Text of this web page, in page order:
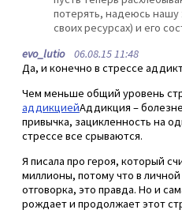
потерять, надеюсь нашу
своих ресурсах) и его
evo_lutio06.08.15 11:48
Да, и конечно в стрессе
Чем меньше общий уровень
аддикциейАддикция –
привычка, зацикленность на
стрессе все срываются.
Я писала про героя, который
миллионы, потому что в
отговорка, это правда. Но и
рождает и продолжает этот